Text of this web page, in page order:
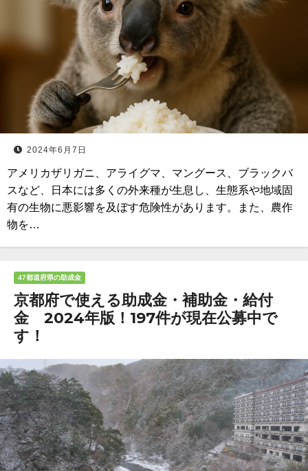
2024年6月7日
アメリカザリガニ、アライグマ、マングース、ブラックバ
スなど、日本には多くの外来種が生息し、生態系や地域固
有の生物に悪影響を及ぼす危険性があります。また、農作
物を…
47都道府県の助成金
京都府で使える助成金・補助金・給付
金 2024年版！197件が現在公募中で
す！